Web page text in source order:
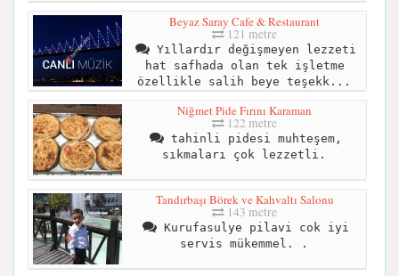
Beyaz Saray Cafe & Restaurant
121 metre
Yıllardır değişmeyen lezzeti
hat safhada olan tek işletme
özellikle salih beye teşekk...
Niğmet Pide Fırını Karaman
122 metre
tahinli pidesi muhteşem,
sıkmaları çok lezzetli.
Tandırbaşı Börek ve Kahvaltı Salonu
143 metre
Kurufasulye pilavi cok iyi
servis mükemmel. .